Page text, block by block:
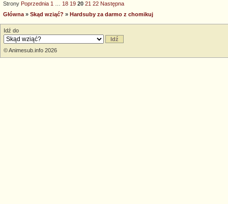
Strony Poprzednia 1 18 19 20 21 22 Następna
Główna » Skąd wziąć? » Hardsuby za darmo z chomikuj
Idź do
© Animesub.info 2026